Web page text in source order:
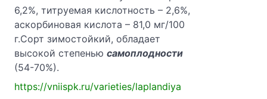
6,2%, титруемая кислотность – 2,6%,
аскорбиновая кислота – 81,0 мг/100
г.Сорт зимостойкий, обладает
высокой степенью самоплодности
(54-70%).
https://vniispk.ru/varieties/laplandiya